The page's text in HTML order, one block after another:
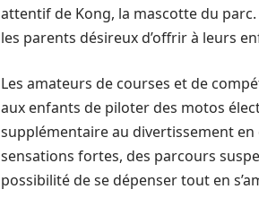
attentif de Kong, la mascotte du
les parents désireux d’offrir à leurs
Les amateurs de courses et de
aux enfants de piloter des motos
supplémentaire au divertissement
sensations fortes, des parcours
possibilité de se dépenser tout en